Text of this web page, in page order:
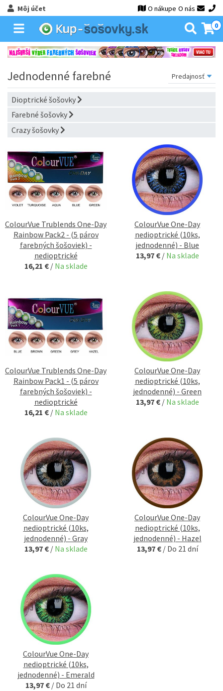
Môj účet O nákupe O nás
0
Jednodenné farebné
Dioptrické šošovky
Farebné šošovky
Crazy šošovky
ColourVue Trublends One-Day
Rainbow Pack2 - (5 párov
farebných šošoviek) -
nedioptrické
16,21 € / Na sklade
ColourVue One-Day
nedioptrické (10ks,
jednodenné) - Blue
13,97 € / Na sklade
ColourVue Trublends One-Day
Rainbow Pack1 - (5 párov
farebných šošoviek) -
nedioptrické
16,21 € / Na sklade
ColourVue One-Day
nedioptrické (10ks,
jednodenné) - Green
13,97 € / Na sklade
ColourVue One-Day
nedioptrické (10ks,
jednodenné) - Gray
13,97 € / Na sklade
ColourVue One-Day
nedioptrické (10ks,
jednodenné) - Hazel
13,97 € / Do 21 dní
ColourVue One-Day
nedioptrické (10ks,
jednodenné) - Emerald
13,97 € / Do 21 dní